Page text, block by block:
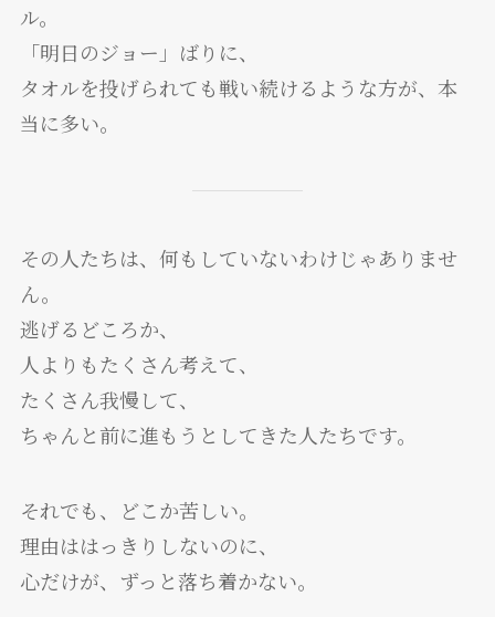
ル。
「明日のジョー」ばりに、
タオルを投げられても戦い続けるような方が、本
当に多い。
その人たちは、何もしていないわけじゃありませ
ん。
逃げるどころか、
人よりもたくさん考えて、
たくさん我慢して、
ちゃんと前に進もうとしてきた人たちです。
それでも、どこか苦しい。
理由ははっきりしないのに、
心だけが、ずっと落ち着かない。